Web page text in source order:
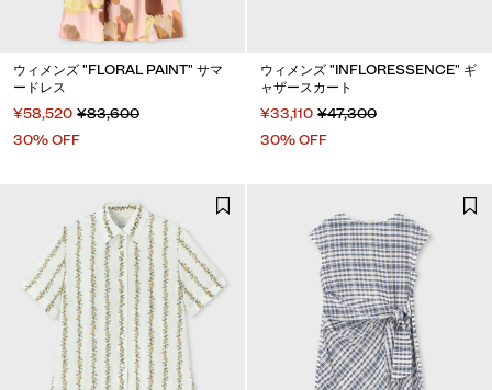
ウィメンズ "FLORAL PAINT" サマ
ードレス
¥58,520 ¥83,600
30% OFF
ウィメンズ "INFLORESSENCE" ギ
ャザースカート
¥33,110 ¥47,300
30% OFF